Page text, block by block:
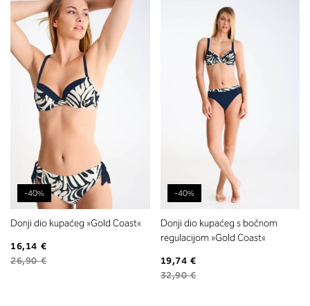
-40%
Donji dio kupaćeg »Gold Coast«
16,14 €
26,90 €
-40%
Donji dio kupaćeg s bočnom
regulacijom »Gold Coast«
19,74 €
32,90 €
Izmerite prsni obseg. Šiviljski
položite čez hrbet v višini
izreza in čez prsi, v višini bradavic
vdolbine med prsmi. V razdelku 2.
boste prebrali, katera globina
ustreza vaši meri (A, B …) – iščite v
stolpcu, ki ste ga določili s